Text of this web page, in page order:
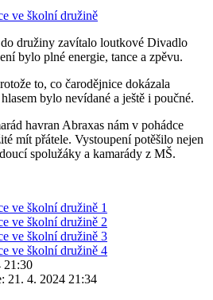
družiny zavítalo loutkové Divadlo
bylo plné energie, tance a zpěvu.
to, co čarodějnice dokázala
bylo nevídané a ještě i poučné.
havran Abraxas nám v pohádce
mít přátele. Vystoupení potěšilo nejen
spolužáky a kamarády z MŠ.
21:30
21. 4. 2024 21:34